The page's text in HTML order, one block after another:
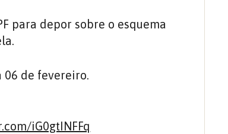
para depor sobre o esquema
06 de fevereiro.
iG0gtINFFq